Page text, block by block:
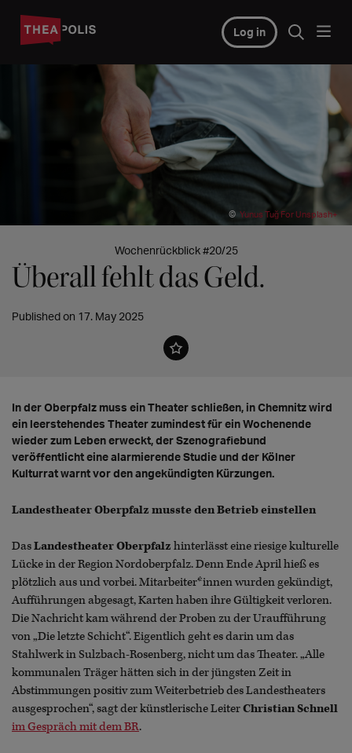
Log in
© Yunus Tuğ For Unsplash+
Wochenrückblick #20/25
Überall fehlt das Geld.
Published on 17. May 2025
In der Oberpfalz muss ein Theater schließen, in Chemnitz wird
ein leerstehendes Theater zumindest für ein Wochenende
wieder zum Leben erweckt, der Szenografiebund
veröffentlicht eine alarmierende Studie und der Kölner
Kulturrat warnt vor den angekündigten Kürzungen.
Landestheater Oberpfalz musste den Betrieb einstellen
DasLandestheater Oberpfalz hinterlässt eine riesige kulturelle
Lücke in der Region Nordoberpfalz. Denn Ende April hieß es
plötzlich aus und vorbei. Mitarbeiter*innen wurden gekündigt,
Aufführungen abgesagt, Karten haben ihre Gültigkeit verloren.
Die Nachricht kam während der Proben zu der Uraufführung
von „Die letzte Schicht“. Eigentlich geht es darin um das
Stahlwerk in Sulzbach-Rosenberg, nicht um das Theater. „Alle
kommunalen Träger hätten sich in der jüngsten Zeit in
Abstimmungen positiv zum Weiterbetrieb des Landestheaters
ausgesprochen“, sagt der künstlerische LeiterChristian Schnell
im Gespräch mit dem BR.